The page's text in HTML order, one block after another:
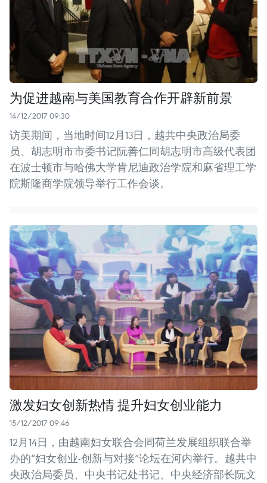
为促进越南与美国教育合作开辟新前景
14/12/2017 09:30
访美期间，当地时间12月13日，越共中央政治局委
员、胡志明市市委书记阮善仁同胡志明市高级代表团
在波士顿市与哈佛大学肯尼迪政治学院和麻省理工学
院斯隆商学院领导举行工作会谈。
激发妇女创新热情 提升妇女创业能力
15/12/2017 09:46
12月14日，由越南妇女联合会同荷兰发展组织联合举
办的“妇女创业-创新与对接”论坛在河内举行。越共中
央政治局委员、中央书记处书记、中央经济部长阮文